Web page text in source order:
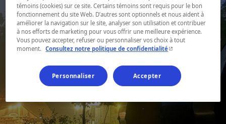
témoins (cookies) sur ce site. Certains témoins sont requis pour le bon
fonctionnement du site Web. D’autres sont optionnels et nous aident à
améliorer la navigation sur le site, analyser son utilisation et contribuer
à nos efforts de marketing pour vous offrir une meilleure expérience.
Vous pouvez accepter, refuser ou personnaliser vos choix à tout
moment.
Consultez notre politique de confidentialité- Cet hyperlien
Personnaliser Accepter